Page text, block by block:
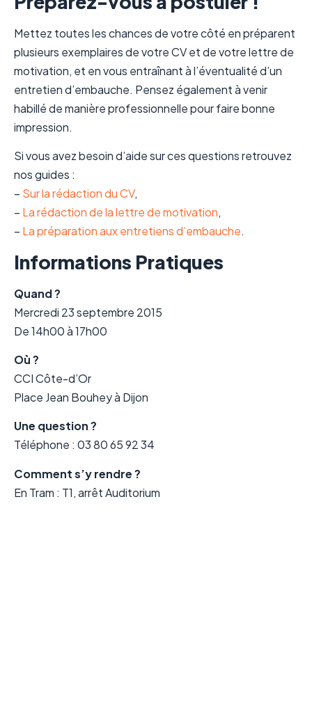
Mettez toutes les chances de votre côté en préparent
plusieurs exemplaires de votre CV et de votre lettre de
motivation, et en vous entraînant à l’éventualité d’un
entretien d’embauche. Pensez également à venir
habillé de manière professionnelle pour faire bonne
impression.
Si vous avez besoin d’aide sur ces questions retrouvez
nos guides :
– Sur la rédaction du CV,
– La rédaction de la lettre de motivation,
– La préparation aux entretiens d’embauche.
Informations Pratiques
Quand ?
Mercredi 23 septembre 2015
De 14h00 à 17h00
Où ?
CCI Côte-d’Or
Place Jean Bouhey à Dijon
Une question ?
Téléphone : 03 80 65 92 34
Comment s’y rendre ?
En Tram : T1, arrêt Auditorium